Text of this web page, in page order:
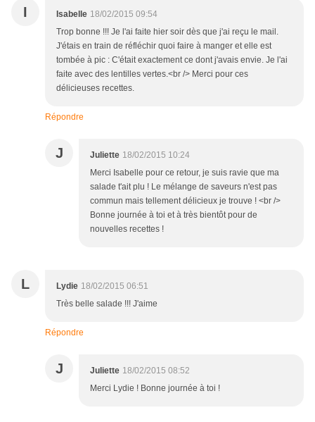
I Isabelle 18/02/2015 09:54
Trop bonne !!! Je l'ai faite hier soir dès que j'ai reçu le mail.
J'étais en train de réfléchir quoi faire à manger et elle est
tombée à pic : C'était exactement ce dont j'avais envie. Je l'ai
faite avec des lentilles vertes.<br /> Merci pour ces
délicieuses recettes.
Répondre
J Juliette 18/02/2015 10:24
Merci Isabelle pour ce retour, je suis ravie que ma
salade t'ait plu ! Le mélange de saveurs n'est pas
commun mais tellement délicieux je trouve ! <br />
Bonne journée à toi et à très bientôt pour de
nouvelles recettes !
L Lydie 18/02/2015 06:51
Très belle salade !!! J'aime
Répondre
J Juliette 18/02/2015 08:52
Merci Lydie ! Bonne journée à toi !